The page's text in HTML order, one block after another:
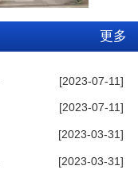
更多
[2023-07-11]
[2023-07-11]
[2023-03-31]
[2023-03-31]